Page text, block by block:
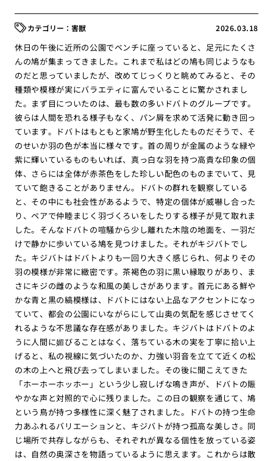
2026.03.18
害獣
休日の午後に近所の公園でベンチに座っていると、足元にたくさ
んの鳩が集まってきました。これまで私はどの鳩も同じようなも
のだと思っていましたが、改めてじっくりと眺めてみると、その
種類や模様が実にバラエティに富んでいることに驚かされまし
た。まず目についたのは、最も数の多いドバトのグループです。
彼らは人間を恐れる様子もなく、パン屑を求めて活発に動き回っ
ています。ドバトはもともと家鳩が野生化したものだそうで、そ
のせいか羽の色が本当に様々です。首の周りが金属のような緑や
紫に輝いているものもいれば、真っ白な羽を持つ高貴な印象の個
体、さらには全体が赤茶色をした珍しい配色のものまでいて、見
ていて飽きることがありません。ドバトの群れを観察している
と、その中にも社会性があるようで、特定の個体が威嚇し合った
り、ペアで仲睦まじく羽づくろいをしたりする様子が見て取れま
した。そんなドバトの喧騒から少し離れた木陰の地面を、一羽だ
けで静かに歩いている鳩を見つけました。それがキジバトでし
た。キジバトはドバトよりも一回り大きく感じられ、何よりその
羽の模様が非常に緻密です。茶褐色の羽に黒い縁取りがあり、ま
さにキジの雌のような和風の美しさがあります。首元にある鮮や
かな青と黒の縞模様は、ドバトにはない上品なアクセントになっ
ていて、都会の公園にいながらにして山奥の気配を感じさせてく
れるような不思議な存在感がありました。キジバトはドバトのよ
うに人間に媚びることはなく、落ちている木の実を丁寧に拾い上
げると、私の視線に気づいたのか、力強い羽音を立てて近くの松
の木の上へと飛び去ってしまいました。その後に聞こえてきた
「ホーホーホッホー」という少し寂しげな鳴き声が、ドバトの賑
やかな声と対照的で心に残りました。この日の観察を通じて、鳩
という鳥が持つ多様性に深く魅了されました。ドバトの持つ生命
力あふれるバリエーションと、キジバトが持つ孤高な美しさ。同
じ場所で共存しながらも、それぞれが異なる個性を放っている姿
は、自然の奥深さを物語っているように思えます。これからは散